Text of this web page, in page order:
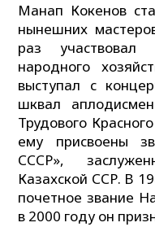
Манап Кокенов
нынешних
раз участвовал
народного
выступал с
шквал
Трудового
ему присвоены
СССР»,
Казахской ССР. В
почетное звание
в 2000 году он